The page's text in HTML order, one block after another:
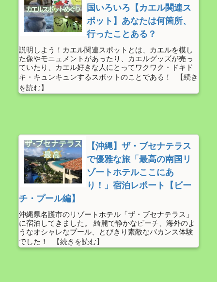
国いろいろ【カエル関連ス
ポット】あなたは何箇所、
行ったことある？
説明しよう！カエル関連スポットとは、カエルを模し
た像やモニュメントがあったり、カエルグッズが売っ
ていたり、カエル好きな人にとってワクワク・ドキド
キ・キュンキュンするスポットのことである！
【沖縄】ザ・ブセナテラス
で優雅な旅「最高の南国リ
ゾートホテルここにあ
り！」宿泊レポート【ビー
チ・プール編】
沖縄県名護市のリゾートホテル「ザ・ブセナテラス」
に宿泊してきました。 綺麗で静かなビーチ、海外のよ
うなオシャレなプール、とびきり素敵なバカンス体験
でした！